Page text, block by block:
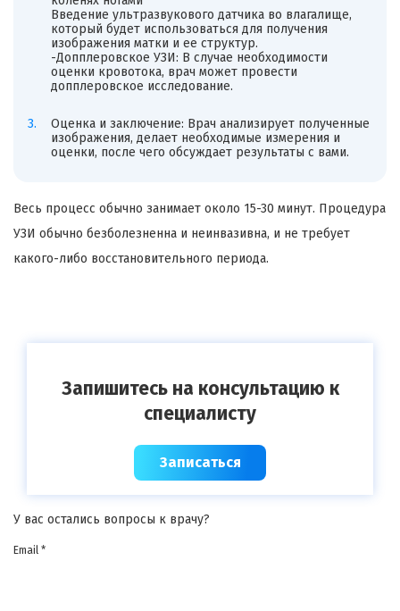
Введение ультразвукового датчика во влагалище,
который будет использоваться для получения
изображения матки и ее структур.
-Допплеровское УЗИ: В случае необходимости
оценки кровотока, врач может провести
допплеровское исследование.
Оценка и заключение: Врач анализирует полученные
изображения, делает необходимые измерения и
оценки, после чего обсуждает результаты с вами.
Весь процесс обычно занимает около 15-30 минут. Процедура
УЗИ обычно безболезненна и неинвазивна, и не требует
какого-либо восстановительного периода.
Запишитесь на консультацию к
специалисту
Записаться
У вас остались вопросы к врачу?
Email *